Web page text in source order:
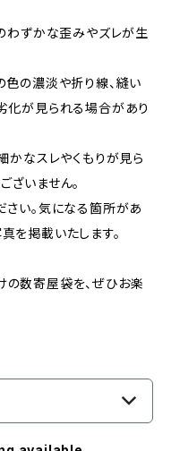
わずかな歪みやズレが生
色の濃淡や折り線、縫い
化が見られる場合があり
かなスレやくもりが見ら
ざいません。
さい。気になる箇所があ
を掲載いたします。
数寄屋袋を、ぜひお楽